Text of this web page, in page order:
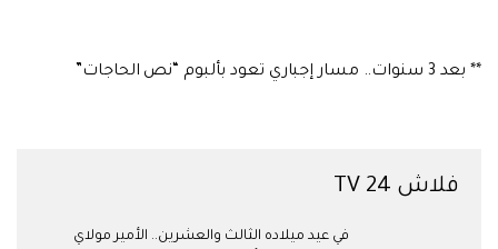
** بعد 3 سنوات.. مسار إجباري تعود بألبوم “نص الحاجات”
فلاش 24 TV
في عيد ميلاده الثالث والعشرين.. الأمير مولاي